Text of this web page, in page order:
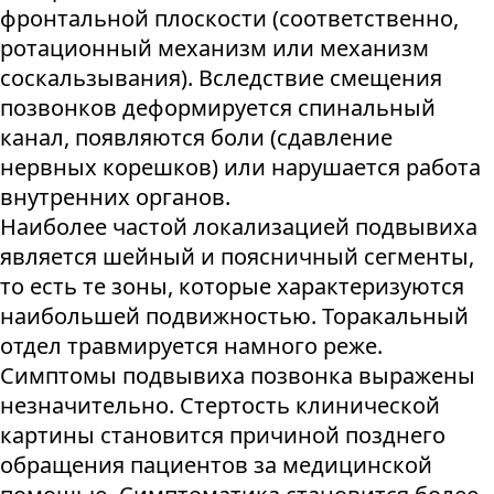
фронтальной плоскости (соответственно,
ротационный механизм или механизм
соскальзывания). Вследствие смещения
позвонков деформируется спинальный
канал, появляются боли (сдавление
нервных корешков) или нарушается работа
внутренних органов.
Наиболее частой локализацией подвывиха
является шейный и поясничный сегменты,
то есть те зоны, которые характеризуются
наибольшей подвижностью. Торакальный
отдел травмируется намного реже.
Симптомы подвывиха позвонка выражены
незначительно. Стертость клинической
картины становится причиной позднего
обращения пациентов за медицинской